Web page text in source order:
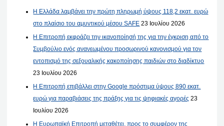
Η Ελλάδα λαμβάνει την πρώτη πληρωμή ύψους 118,2 εκατ. ευρώ
στο πλαίσιο του αμυντικού μέσου SAFE 23 Ιουλίου 2026
Η Επιτροπή εκφράζει την ικανοποίησή της για την έγκριση από το
Συμβούλιο ενός ανανεωμένου προσωρινού κανονισμού για τον
εντοπισμό της σεξουαλικής κακοποίησης παιδιών στο διαδίκτυο
23 Ιουλίου 2026
Η Επιτροπή επιβάλλει στην Google πρόστιμα ύψους 890 εκατ.
ευρώ για παραβιάσεις της πράξης για τις ψηφιακές αγορές 23
Ιουλίου 2026
Η Ευρωπαϊκή Επιτροπή μεταθέτει, προς το συμφέρον της